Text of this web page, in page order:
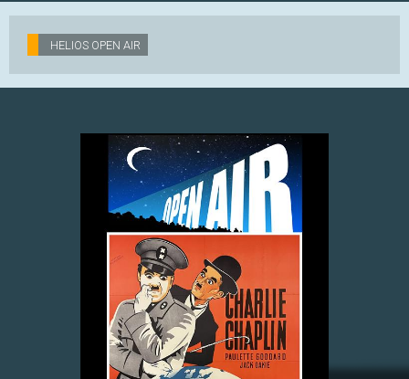
HELIOS OPEN AIR